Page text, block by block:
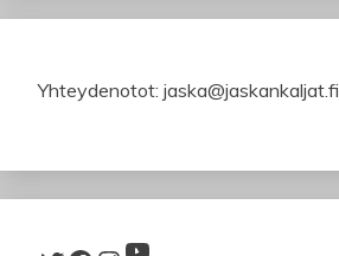
Yhteydenotot: jaska@jaskankaljat.fi